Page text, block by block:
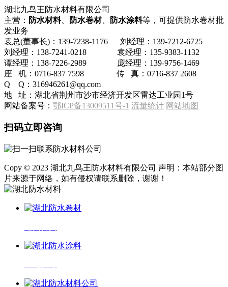
湖北九鸟王防水材料有限公司
主营： 防水材料、 防水卷材、 防水涂料等，可提供防水卷材批
发业务
袁总(董事长)：139-7238-1176 刘经理：139-7212-6725
刘经理：138-7241-0218 袁经理：135-9383-1132
谭经理：138-7226-2989 庞经理：139-9756-1469
座 机：0716-837 7598 传 真：0716-837 2608
Q Q：316946261@qq.com
地 址：湖北省荆州市沙市经济开发区雷达工业园1号
网站备案号： 鄂ICP备13009511号-1 流量统计 网站地图
扫码立即咨询
Copy © 2023 湖北九鸟王防水材料有限公司 声明：本站部分图
片来源于网络，如有侵权请联系删除，谢谢！